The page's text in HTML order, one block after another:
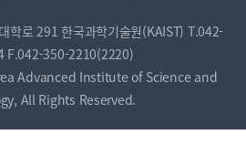
학로 291 한국과학기술원(KAIST) T.042-
F.042-350-2210(2220)
Advanced Institute of Science and
All Rights Reserved.